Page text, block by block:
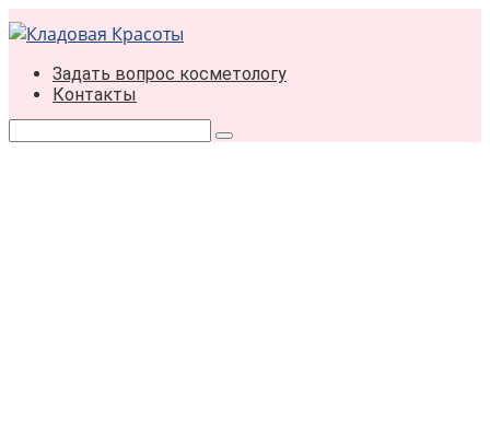
Перейти
к
контентуЗадать вопрос косметологу
Контакты
Поиск: